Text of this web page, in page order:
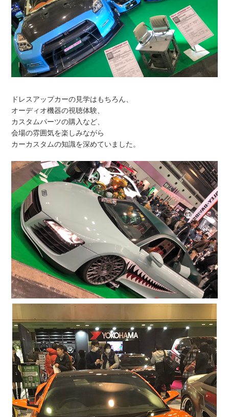
ドレスアップカーの見学はもちろん、
オーディオ機器の視聴体験、
カスタムパーツの購入など、
会場の雰囲気を楽しみながら
カーカスタムの知識を深めていました。